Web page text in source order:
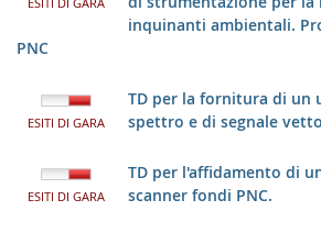
inquinanti ambientali.
PNC
ESITI DI GARA
TD per la fornitura di un
spettro e di segnale
ESITI DI GARA
TD per l'affidamento di
scanner fondi PNC.